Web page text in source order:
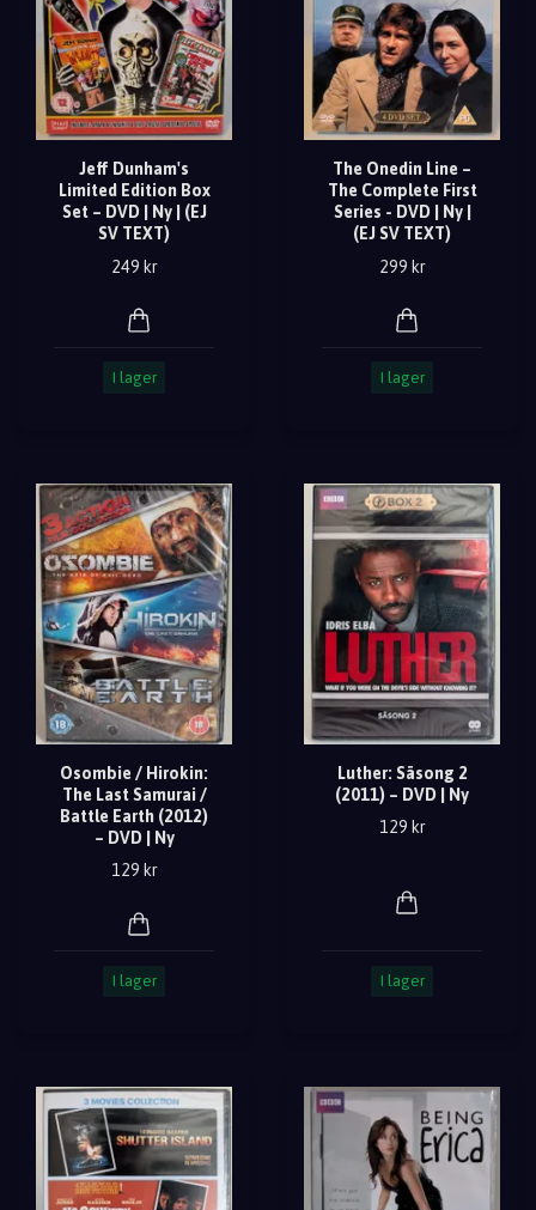
Jeff Dunham's
Limited Edition Box
Set – DVD | Ny | (EJ
SV TEXT)
249 kr
I lager
The Onedin Line –
The Complete First
Series - DVD | Ny |
(EJ SV TEXT)
299 kr
I lager
Osombie / Hirokin:
The Last Samurai /
Battle Earth (2012)
– DVD | Ny
129 kr
I lager
Luther: Säsong 2
(2011) – DVD | Ny
129 kr
I lager